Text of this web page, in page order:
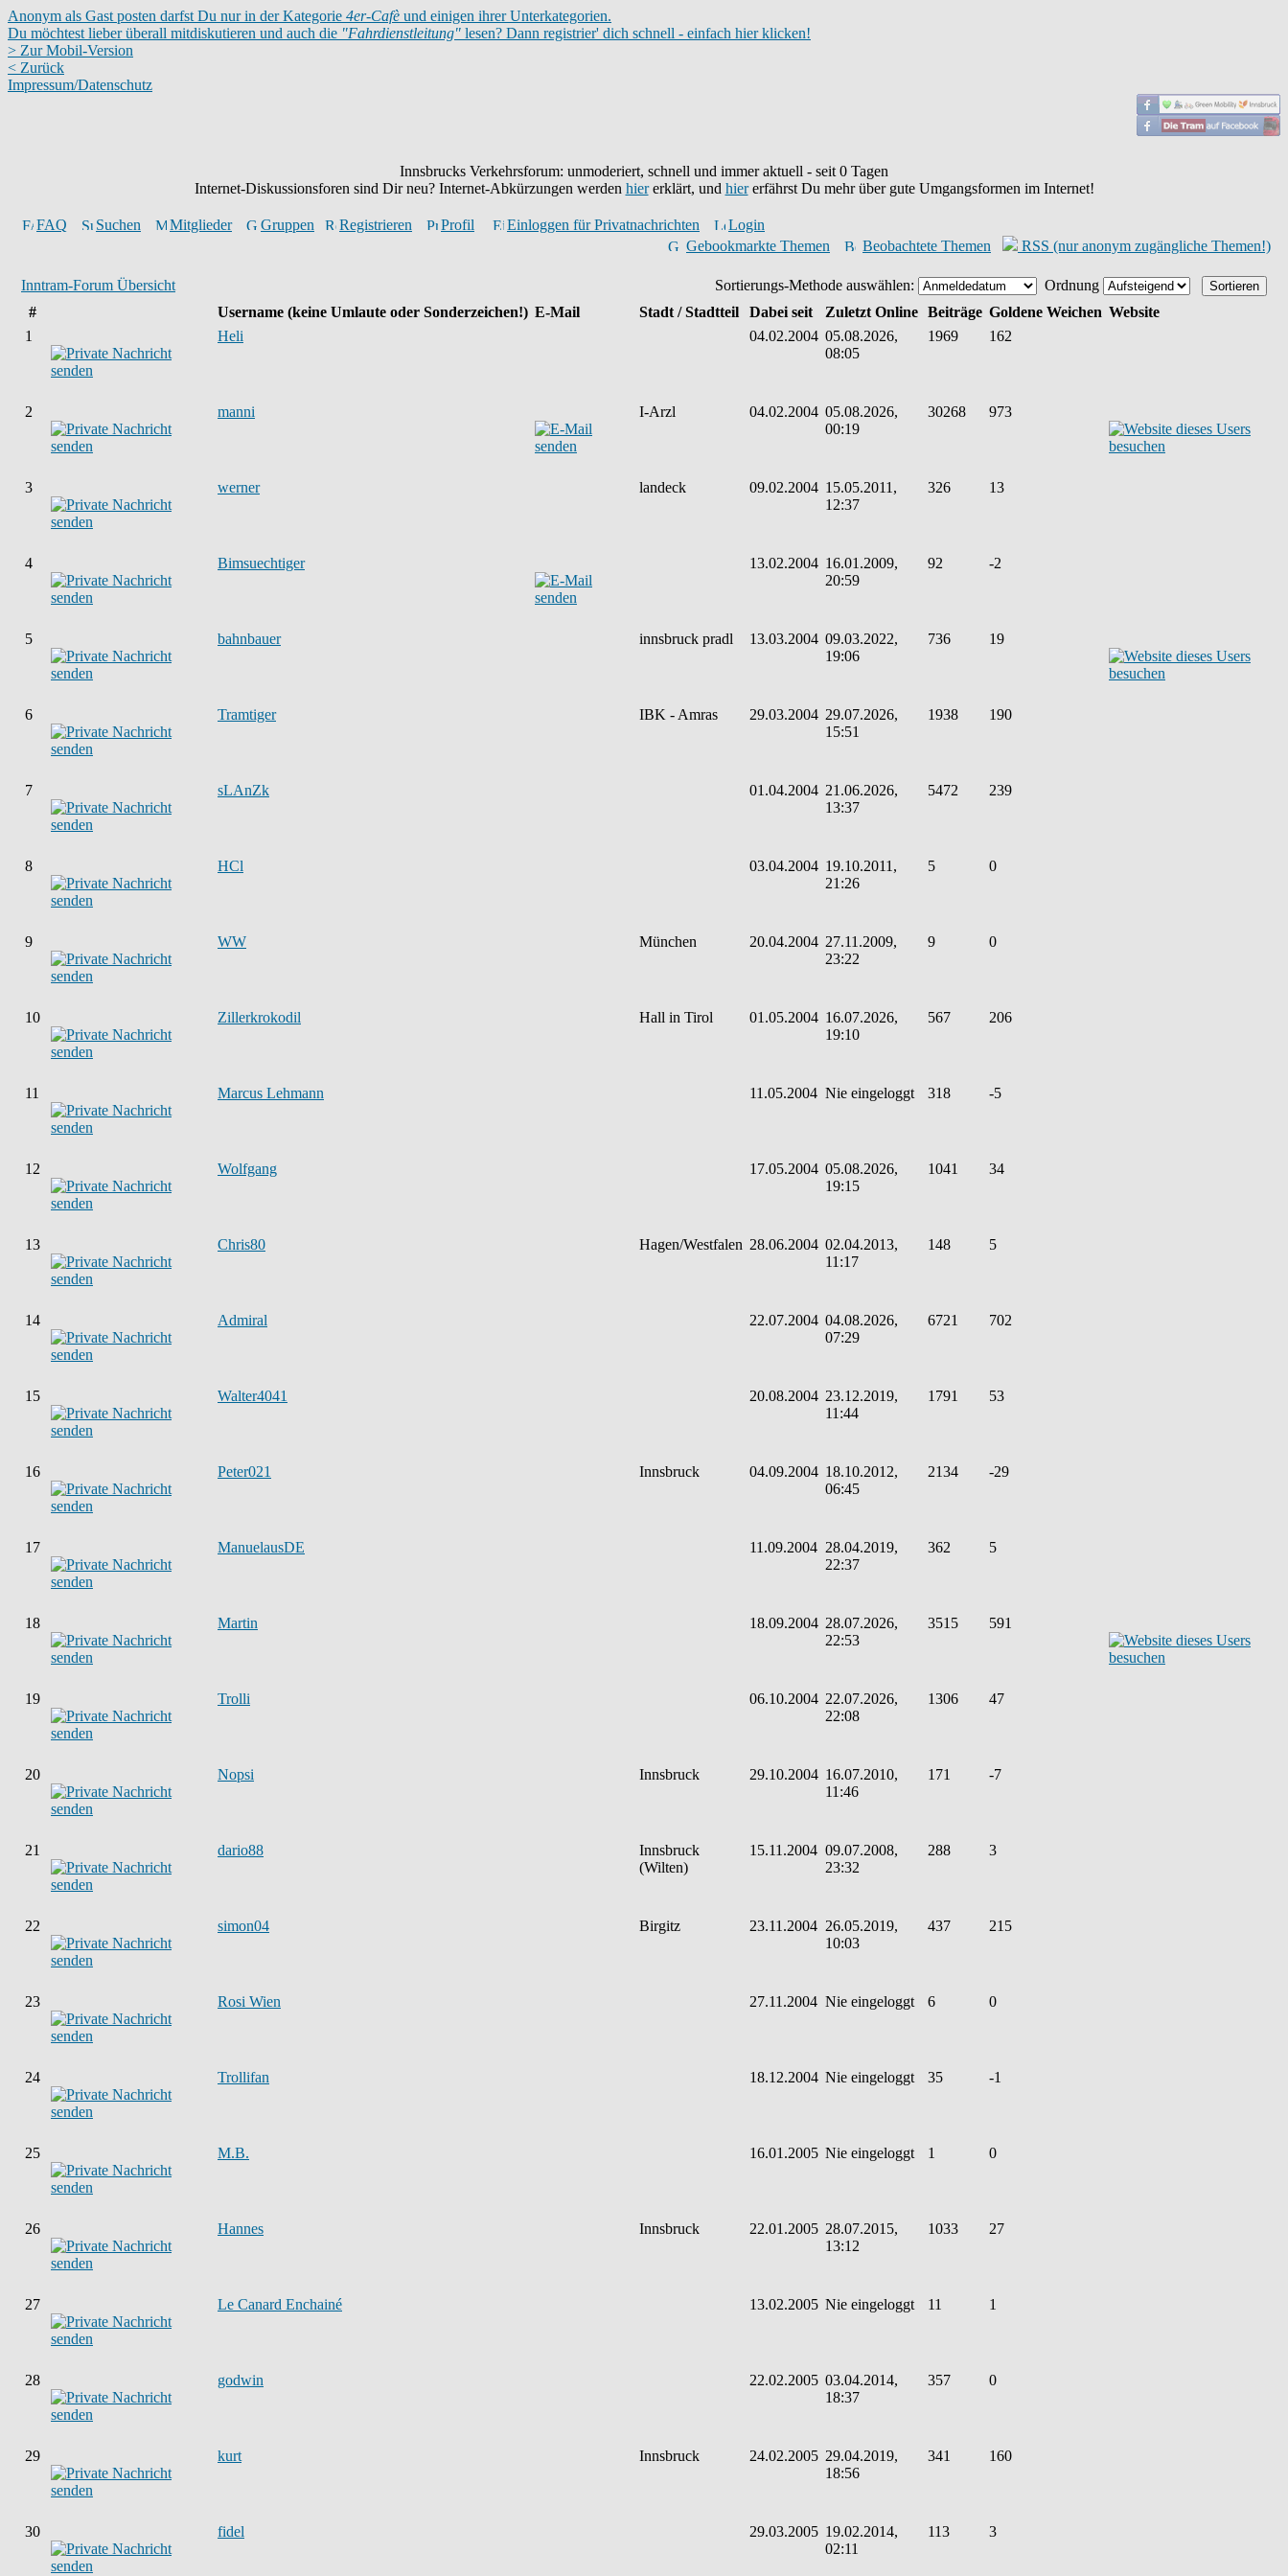
Anonym als Gast posten darfst Du nur in der Kategorie 4er-Cafè und einigen ihrer Unterkategorien.
Du möchtest lieber überall mitdiskutieren und auch die "Fahrdienstleitung" lesen? Dann registrier' dich schnell - einfach hier klicken!
> Zur Mobil-Version
< Zurück
Impressum/Datenschutz
Innsbrucks Verkehrsforum: unmoderiert, schnell und immer aktuell - seit 0 Tagen
Internet-Diskussionsforen sind Dir neu? Internet-Abkürzungen werden hiererklärt, und hiererfährst Du mehr über gute Umgangsformen im Internet!
FAQ Suchen Mitglieder Gruppen Registrieren Profil Einloggen für Privatnachrichten
Login
Gebookmarkte Themen
Beobachtete Themen RSS (nur anonym zugängliche Themen!)
Inntram-Forum Übersicht Sortierungs-Methode auswählen:
Ordnung
#
Username (keine Umlaute oder Sonderzeichen!) E-Mail Stadt / Stadtteil Dabei seit Zuletzt Online Beiträge Goldene Weichen Website
1
Heli 04.02.2004 05.08.2026,
08:05
1969 162
2 manni I-Arzl 04.02.2004 05.08.2026,
00:19
30268 973
3 werner landeck 09.02.2004 15.05.2011,
12:37
326 13
4 Bimsuechtiger 13.02.2004 16.01.2009,
20:59
92 -2
5 bahnbauer innsbruck pradl 13.03.2004 09.03.2022,
19:06
736 19
6 Tramtiger IBK - Amras 29.03.2004 29.07.2026,
15:51
1938 190
7 sLAnZk 01.04.2004 21.06.2026,
13:37
5472 239
8 HCl 03.04.2004 19.10.2011,
21:26
5 0
9 WW München 20.04.2004 27.11.2009,
23:22
9 0
10 Zillerkrokodil Hall in Tirol 01.05.2004 16.07.2026,
19:10
567 206
11 Marcus Lehmann 11.05.2004 Nie eingeloggt 318 -5
12 Wolfgang 17.05.2004 05.08.2026,
19:15
1041 34
13 Chris80 Hagen/Westfalen 28.06.2004 02.04.2013,
11:17
148 5
14 Admiral 22.07.2004 04.08.2026,
07:29
6721 702
15 Walter4041 20.08.2004 23.12.2019,
11:44
1791 53
16 Peter021 Innsbruck 04.09.2004 18.10.2012,
06:45
2134 -29
17 ManuelausDE 11.09.2004 28.04.2019,
22:37
362 5
18 Martin 18.09.2004 28.07.2026,
22:53
3515 591
19 Trolli 06.10.2004 22.07.2026,
22:08
1306 47
20 Nopsi Innsbruck 29.10.2004 16.07.2010,
11:46
171 -7
21 dario88
Innsbruck
(Wilten)
15.11.2004 09.07.2008,
23:32
288 3
22 simon04 Birgitz 23.11.2004 26.05.2019,
10:03
437 215
23 Rosi Wien 27.11.2004 Nie eingeloggt 6 0
24 Trollifan 18.12.2004 Nie eingeloggt 35 -1
25 M.B. 16.01.2005 Nie eingeloggt 1 0
26 Hannes Innsbruck 22.01.2005 28.07.2015,
13:12
1033 27
27 Le Canard Enchainé 13.02.2005 Nie eingeloggt 11 1
28 godwin 22.02.2005 03.04.2014,
18:37
357 0
29 kurt Innsbruck 24.02.2005 29.04.2019,
18:56
341 160
30 fidel 29.03.2005 19.02.2014,
02:11
113 3